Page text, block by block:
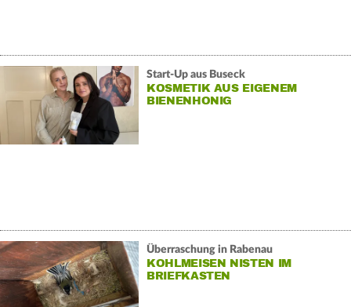
Start-Up aus Buseck
KOSMETIK AUS EIGENEM
BIENENHONIG
Überraschung in Rabenau
KOHLMEISEN NISTEN IM
BRIEFKASTEN